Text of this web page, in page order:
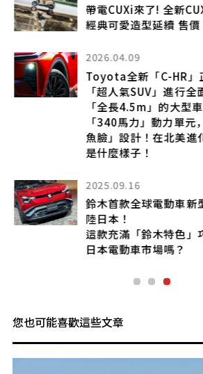
帶電CUXi來了! 全新
經典可愛造型延續 售價
2026.04.09
Toyota全新「C-HR」
「超人氣SUV」進行
「全長4.5m」的大型
「340馬力」動力單元
魚臉」設計！在北美進
是什麼樣子！
2025.09.16
鈴木首款全球電動車新
陸日本！
這款充滿「鈴木特色」
日本電動車市場嗎？
您也可能喜歡這些文章